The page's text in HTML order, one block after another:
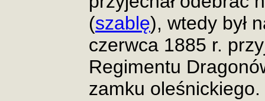
(szablę), wtedy był
czerwca 1885 r.
Regimentu
zamku